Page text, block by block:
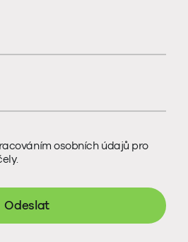
osobních údajů pro
Odeslat